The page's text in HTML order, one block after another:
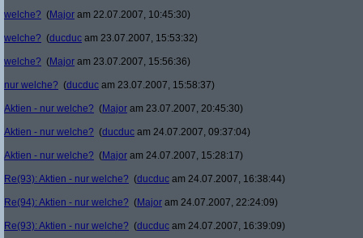
welche? (Major am 22.07.2007, 10:45:30)
welche? (ducduc am 23.07.2007, 15:53:32)
welche? (Major am 23.07.2007, 15:56:36)
nur welche? (ducduc am 23.07.2007, 15:58:37)
Aktien - nur welche? (Major am 23.07.2007, 20:45:30)
Aktien - nur welche? (ducduc am 24.07.2007, 09:37:04)
Aktien - nur welche? (Major am 24.07.2007, 15:28:17)
Re(93): Aktien - nur welche? (ducduc am 24.07.2007, 16:38:44)
Re(94): Aktien - nur welche? (Major am 24.07.2007, 22:24:09)
Re(93): Aktien - nur welche? (ducduc am 24.07.2007, 16:39:09)